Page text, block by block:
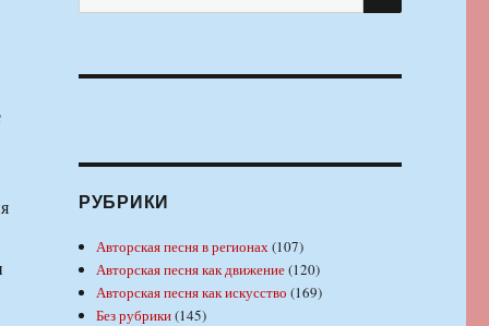
РУБРИКИ
Авторская песня в регионах(107)
Авторская песня как движение(120)
Авторская песня как искусство (169)
Без рубрики(145)